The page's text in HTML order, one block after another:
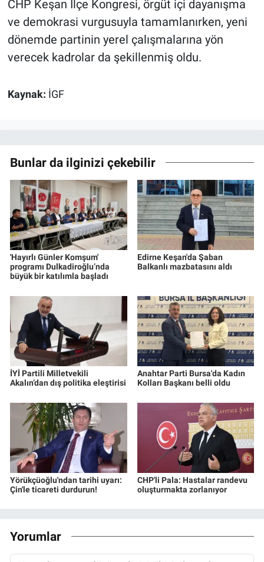
CHP Keşan İlçe Kongresi, örgüt içi dayanışma
ve demokrasi vurgusuyla tamamlanırken, yeni
dönemde partinin yerel çalışmalarına yön
verecek kadrolar da şekillenmiş oldu.
Kaynak: İGF
Bunlar da ilginizi çekebilir
'Hayırlı Günler Komşum'
programı Dulkadiroğlu’nda
büyük bir katılımla başladı
Edirne Keşan'da Şaban
Balkanlı mazbatasını aldı
İYİ Partili Milletvekili
Akalın’dan dış politika eleştirisi
Anahtar Parti Bursa'da Kadın
Kolları Başkanı belli oldu
Yörükçüoğlu'ndan tarihi uyarı:
Çin'le ticareti durdurun!
CHP'li Pala: Hastalar randevu
oluşturmakta zorlanıyor
Yorumlar